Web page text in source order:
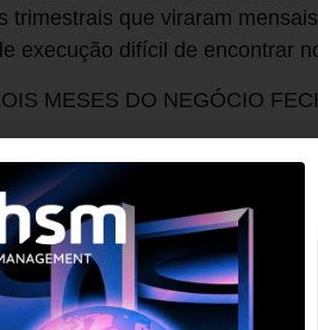
trimestrais que viraram
execução difícil de encontrar
MESES DO NEGÓCIO
assim como meus sócios e
todos, com um retorno
recente, ainda estou definindo
de tecnologia irá
vou trabalhar essas